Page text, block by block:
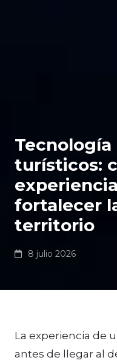
turísticos:
fortalecer
territorio
8 julio 2026
La experiencia de
antes de llegar al